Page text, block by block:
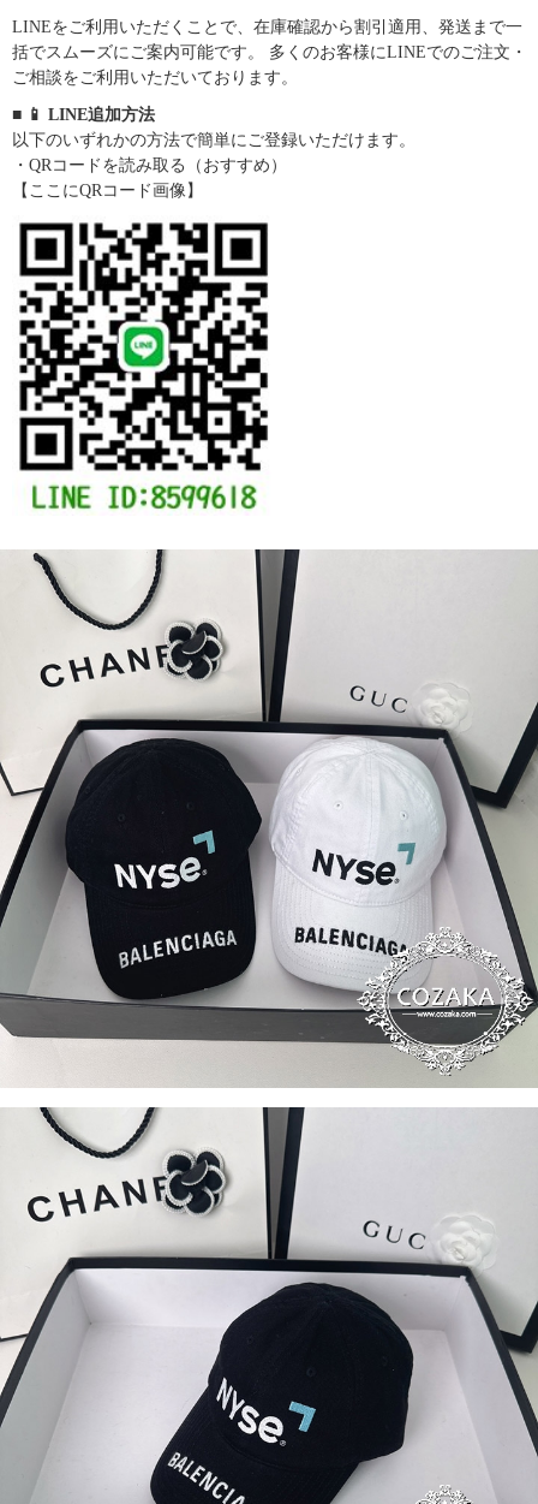
LINEをご利用いただくことで、在庫確認から割引適用、発送まで一
括でスムーズにご案内可能です。 多くのお客様にLINEでのご注文・
ご相談をご利用いただいております。
■ 📱 LINE追加方法
以下のいずれかの方法で簡単にご登録いただけます。
・QRコードを読み取る（おすすめ）
【ここにQRコード画像】